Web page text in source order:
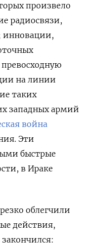
произвело
радиосвязи,
инновации,
на линии
таких
западных армий
война
Эти
быстрые
в Ираке
облегчили
действия,